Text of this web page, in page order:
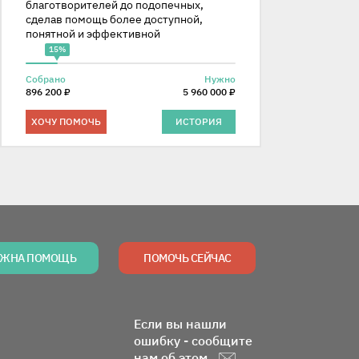
благотворителей до подопечных,
сделав помощь более доступной,
понятной и эффективной
15%
Собрано
896 200 ₽
Нужно
5 960 000 ₽
ХОЧУ ПОМОЧЬ ИСТОРИЯ
ПОМОЩЬ ПОМОЧЬ СЕЙЧАС
Если вы нашли
ошибку - сообщите